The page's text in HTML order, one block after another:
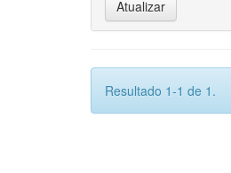
Resultado 1-1 de 1.